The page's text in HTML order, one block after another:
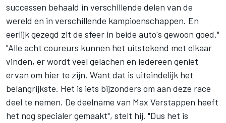
successen behaald in verschillende delen van de
wereld en in verschillende kampioenschappen. En
eerlijk gezegd zit de sfeer in beide auto's gewoon goed."
"Alle acht coureurs kunnen het uitstekend met elkaar
vinden, er wordt veel gelachen en iedereen geniet
ervan om hier te zijn. Want dat is uiteindelijk het
belangrijkste. Het is iets bijzonders om aan deze race
deel te nemen. De deelname van Max Verstappen heeft
het nog specialer gemaakt", stelt hij. "Dus het is